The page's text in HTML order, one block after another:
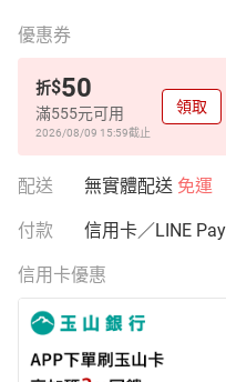
優惠券
折$50
滿555元可用
2026/08/09 15:59截止
領取
配送 無實體配送 免運
付款 信用卡／LINE
信用卡優惠